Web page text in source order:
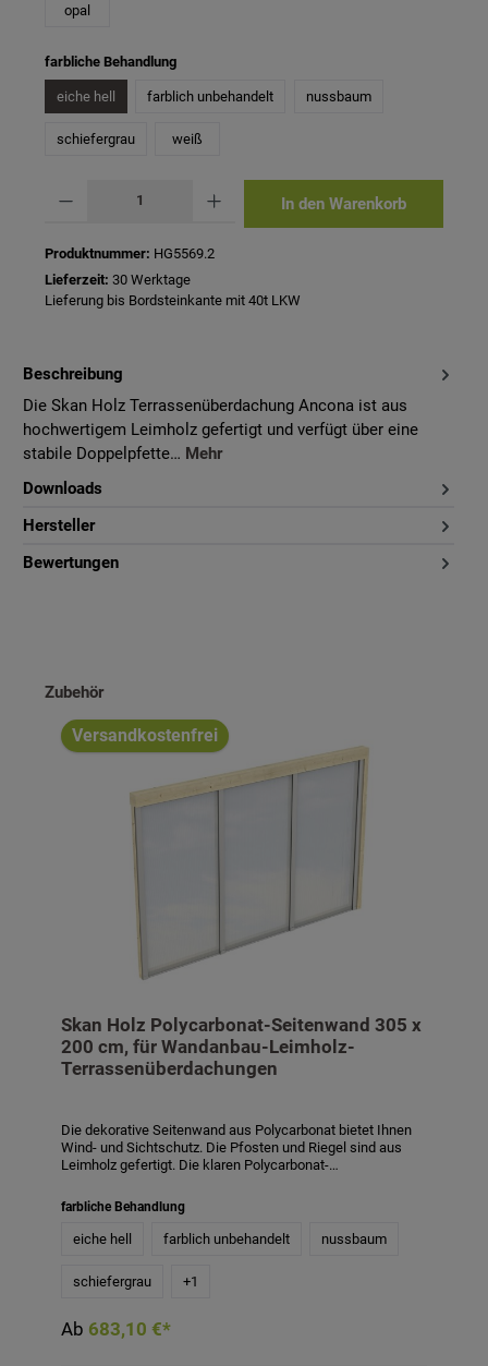
opal
farbliche Behandlungauswählen
eiche hell farblich unbehandelt nussbaum
schiefergrau weiß
In den Warenkorb
Produktnummer: HG5569.2
Lieferzeit: 30 Werktage
Lieferung bis Bordsteinkante mit 40t LKW
Beschreibung
Die Skan Holz Terrassenüberdachung Ancona ist aus
hochwertigem Leimholz gefertigt und verfügt über eine
stabile Doppelpfette… Mehr
Downloads
Hersteller
Bewertungen
Produktgalerie überspringen
Zubehör
Versandkostenfrei
Skan Holz Polycarbonat-Seitenwand 305 x
200 cm, für Wandanbau-Leimholz-
Terrassenüberdachungen
Die dekorative Seitenwand aus Polycarbonat bietet Ihnen
Wind- und Sichtschutz. Die Pfosten und Riegel sind aus
Leimholz gefertigt. Die klaren Polycarbonat-
Aluminiumprofile und Dichtungsgummis sind im
Lieferumfang enthalten. Der Riegel ist 12 x 12 cm stark, die
Pfosten 6 x 12 cm. Die Höhe der Seitenwand beträgt 200
Terrassenüberdachungen aus Leimholz mit einer Tiefe von
Farbbehandlung in den Farben weiß, schiefergrau,
nussbaum und eiche hell gegen Aufpreis erhältlich. Die
farbliche Behandlung
eiche hell farblich unbehandelt nussbaum
schiefergrau +1
Ab 683,10 €*